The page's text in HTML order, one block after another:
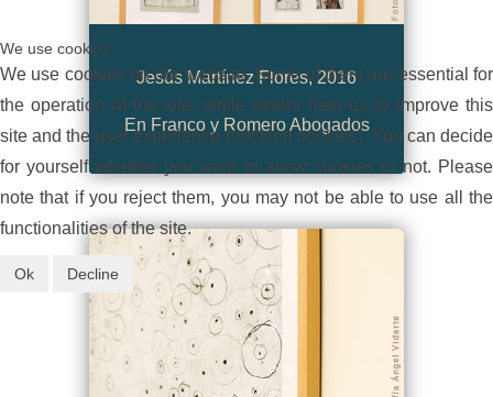
Jesús Martínez Flores, 2016
En Franco y Romero Abogados
We use cookies
We use cookies on our website. Some of them are essential for
the operation of the site, while others help us to improve this
site and the user experience (tracking cookies). You can decide
for yourself whether you want to allow cookies or not. Please
note that if you reject them, you may not be able to use all the
functionalities of the site.
Ok Decline